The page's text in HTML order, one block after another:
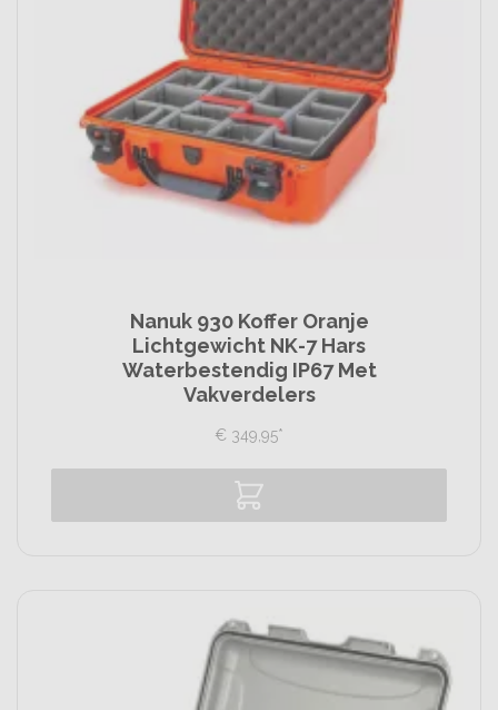
Nanuk 930 Koffer Oranje
Lichtgewicht NK-7 Hars
Waterbestendig IP67 Met
Vakverdelers
€ 349, 95*